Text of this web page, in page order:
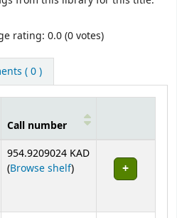
rating: 0.0 (0 votes)
( 0 )
Call number
954.9209024 KAD
(Browse shelf(Opens below)
)